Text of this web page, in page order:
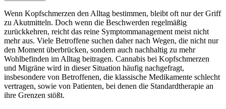
Wenn Kopfschmerzen den Alltag bestimmen, bleibt oft nur der Griff
zu Akutmitteln. Doch wenn die Beschwerden regelmäßig
zurückkehren, reicht das reine Symptommanagement meist nicht
mehr aus. Viele Betroffene suchen daher nach Wegen, die nicht nur
den Moment überbrücken, sondern auch nachhaltig zu mehr
Wohlbefinden im Alltag beitragen. Cannabis bei Kopfschmerzen
und Migräne wird in dieser Situation häufig nachgefragt,
insbesondere von Betroffenen, die klassische Medikamente schlecht
vertragen, sowie von Patienten, bei denen die Standardtherapie an
ihre Grenzen stößt.